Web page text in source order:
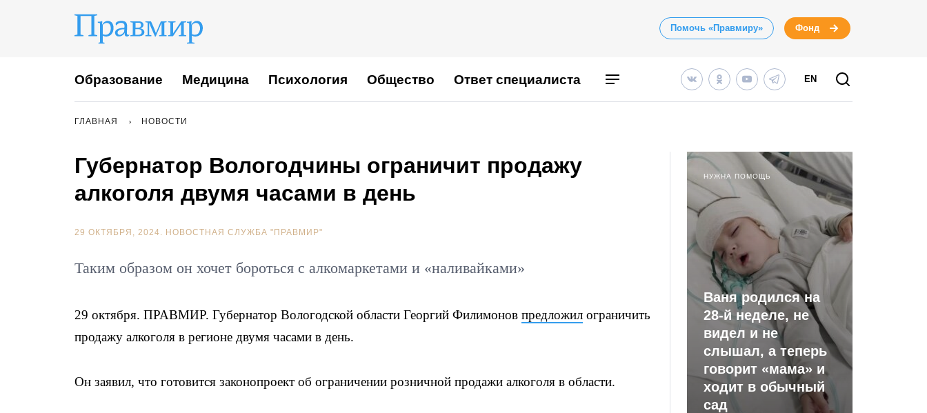
Помочь «Правмиру» Фонд
Образование Медицина Психология Общество Ответ специалиста EN
ГЛАВНАЯ НОВОСТИ
Губернатор Вологодчины ограничит продажу
алкоголя двумя часами в день
29 ОКТЯБРЯ, 2024. НОВОСТНАЯ СЛУЖБА "ПРАВМИР"
Таким образом он хочет бороться с алкомаркетами и «наливайками»
29 октября. ПРАВМИР. Губернатор Вологодской области Георгий Филимонов предложил ограничить
продажу алкоголя в регионе двумя часами в день.
Он заявил, что готовится законопроект об ограничении розничной продажи алкоголя в области.
НУЖНА ПОМОЩЬ
Ваня родился на
28-й неделе, не
видел и не
слышал, а теперь
говорит «мама» и
ходит в обычный
сад